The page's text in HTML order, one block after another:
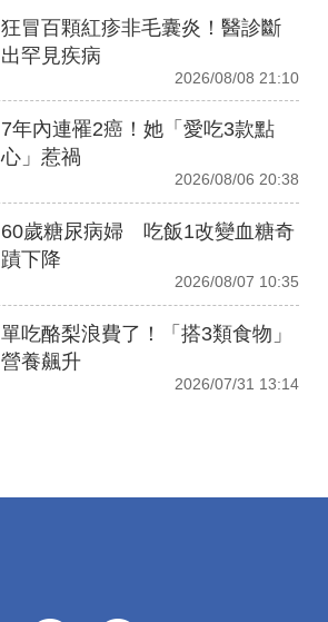
狂冒百顆紅疹非毛囊炎！醫診斷
出罕見疾病
2026/08/08 21:10
7年內連罹2癌！她「愛吃3款點
心」惹禍
2026/08/06 20:38
60歲糖尿病婦 吃飯1改變血糖奇
蹟下降
2026/08/07 10:35
單吃酪梨浪費了！「搭3類食物」
營養飆升
2026/07/31 13:14